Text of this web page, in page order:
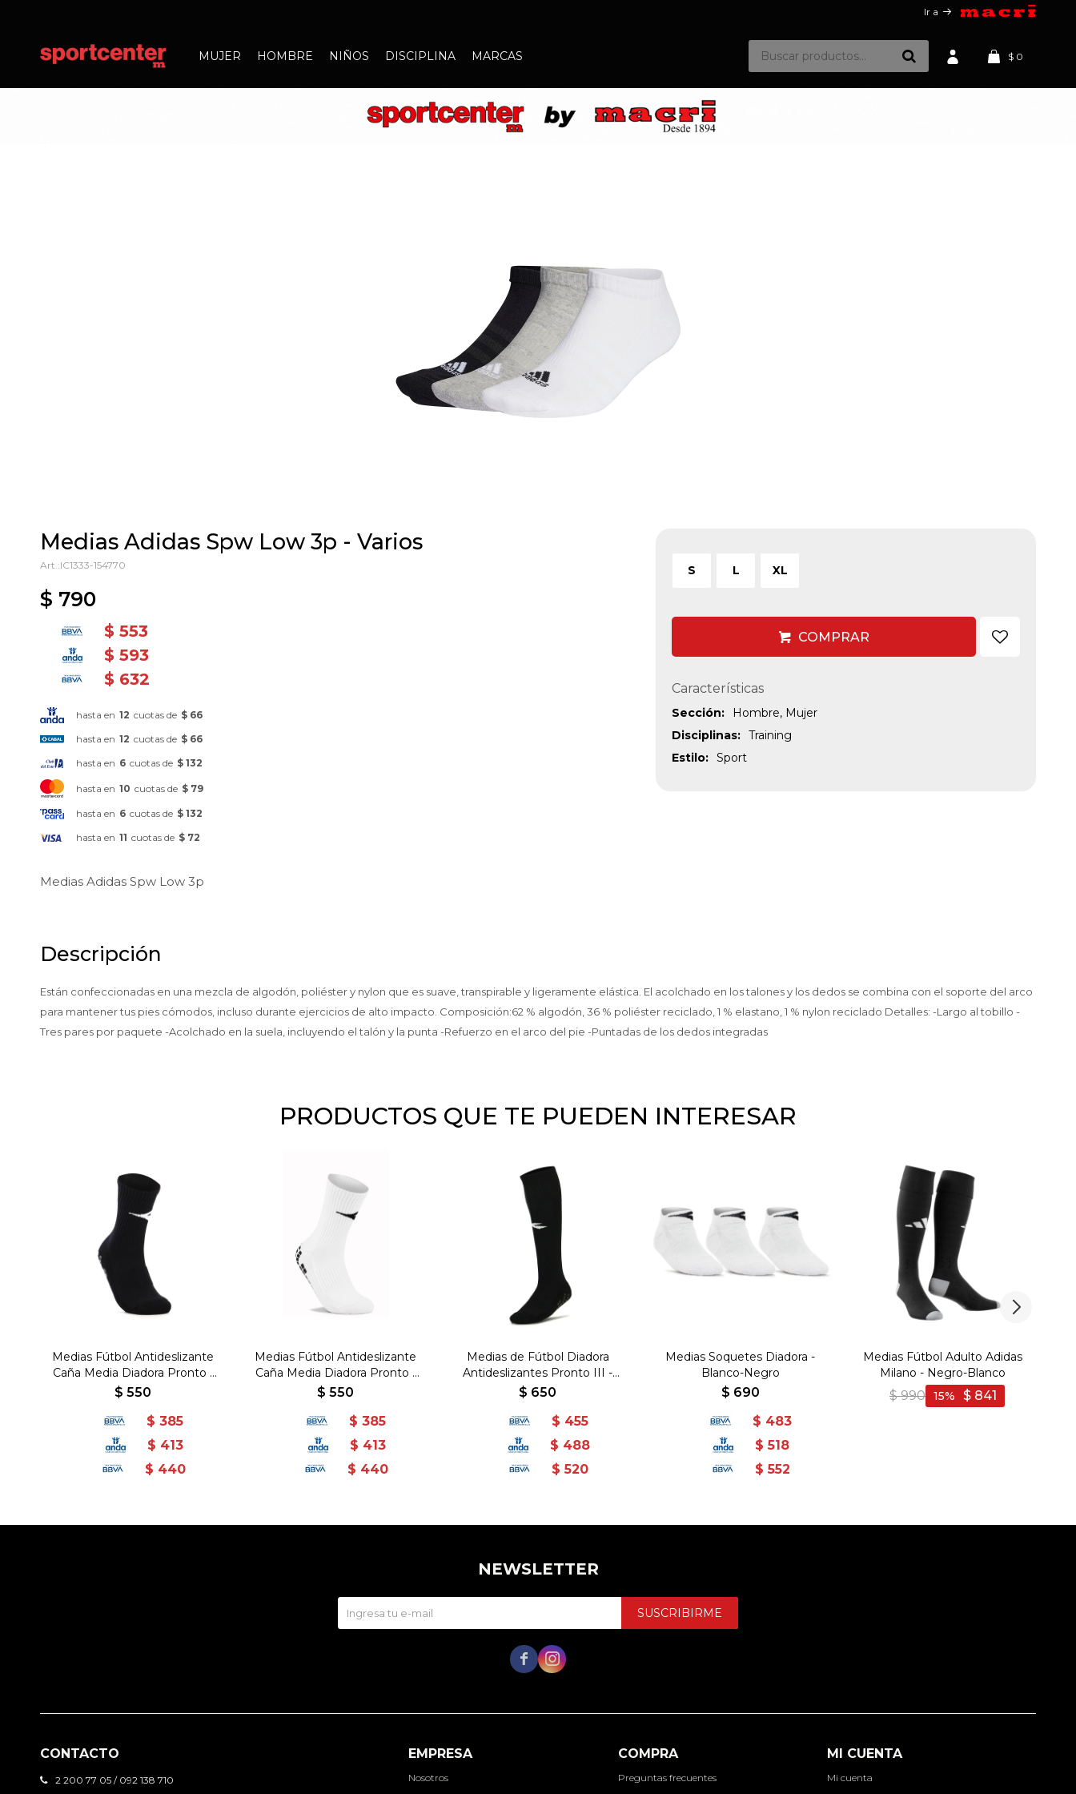
MUJER HOMBRE NIÑOS DISCIPLINA MARCAS $ 0
Ir a
Medias Adidas Spw Low 3p - Varios
IC1333-154770
$ 790
$ 553
$ 593
$ 632
hasta en 12 cuotas de $ 66
hasta en 12 cuotas de $ 66
hasta en 6 cuotas de $ 132
hasta en 10 cuotas de $ 79
hasta en 6 cuotas de $ 132
hasta en 11 cuotas de $ 72
Medias Adidas Spw Low 3p
S L XL
COMPRAR
Características
Sección
Hombre, Mujer
Disciplinas
Training
Estilo
Sport
Descripción
Están confeccionadas en una mezcla de algodón, poliéster y nylon que es suave, transpirable y ligeramente elástica. El acolchado en los talones y los dedos se combina con el soporte del arco
para mantener tus pies cómodos, incluso durante ejercicios de alto impacto. Composición:62 % algodón, 36 % poliéster reciclado, 1 % elastano, 1 % nylon reciclado Detalles: -Largo al tobillo -
Tres pares por paquete -Acolchado en la suela, incluyendo el talón y la punta -Refuerzo en el arco del pie -Puntadas de los dedos integradas
PRODUCTOS QUE TE PUEDEN INTERESAR
Medias Fútbol Antideslizante
Caña Media Diadora Pronto -
Negro
$ 550
$ 385
$ 413
$ 440
Medias Fútbol Antideslizante
Caña Media Diadora Pronto -
Blanco
$ 550
$ 385
$ 413
$ 440
Medias de Fútbol Diadora
Antideslizantes Pronto III -
Negro
$ 650
$ 455
$ 488
$ 520
Medias Soquetes Diadora -
Blanco-Negro
$ 690
$ 483
$ 518
$ 552
Medias Fútbol Adulto Adidas
Milano - Negro-Blanco
$ 990 $ 841
15
CONTACTO
2 200 77 05 / 092 138 710
EMPRESA
Nosotros
COMPRA
Preguntas frecuentes
MI CUENTA
Mi cuenta
NEWSLETTER
SUSCRIBIRME
 